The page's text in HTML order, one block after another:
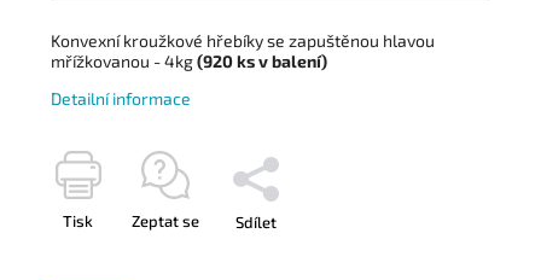
Konvexní kroužkové hřebíky se zapuštěnou hlavou
mřížkovanou - 4kg(920ksv balení)
Detailní informace
Tisk Zeptat se Sdílet